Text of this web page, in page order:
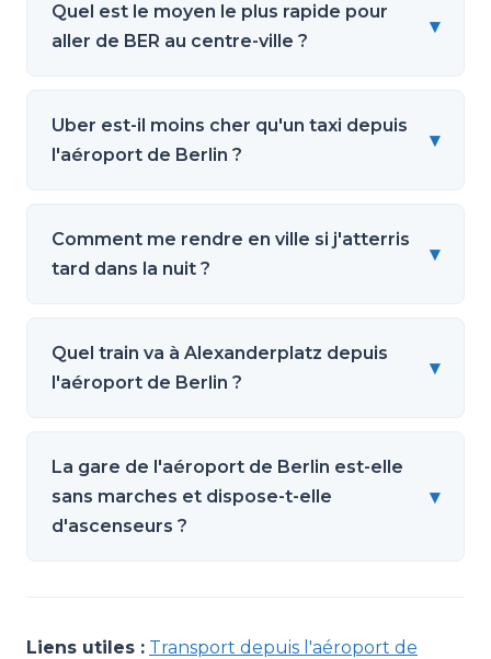
Quel est le moyen le plus rapide pour
aller de BER au centre-ville ?
▾
Uber est-il moins cher qu'un taxi depuis
l'aéroport de Berlin ?
▾
Comment me rendre en ville si j'atterris
tard dans la nuit ?
▾
Quel train va à Alexanderplatz depuis
l'aéroport de Berlin ?
▾
La gare de l'aéroport de Berlin est-elle
sans marches et dispose-t-elle
d'ascenseurs ?
▾
Liens utiles : Transport depuis l'aéroport de